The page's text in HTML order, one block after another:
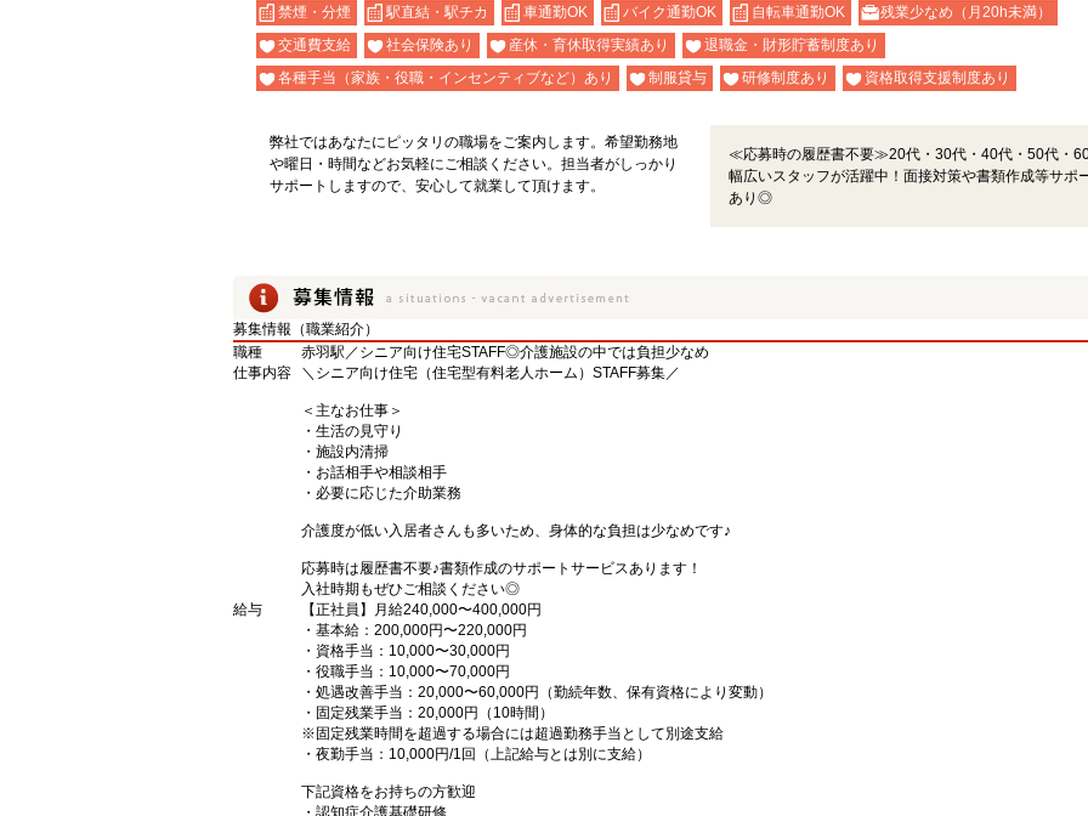
禁煙・分煙
駅直結・駅チカ 車通勤OK バイク通勤OK 自転車通勤OK
残業少なめ（月20h未満）
交通費支給
社会保険あり 産休・育休取得実績あり
退職金・財形貯蓄制度あり
各種手当（家族・役職・インセンティブなど）あり
制服貸与 研修制度あり 資格取得支援制度あり
弊社ではあなたにピッタリの職場をご案内します。希望勤務地
や曜日・時間などお気軽にご相談ください。担当者がしっかり
サポートしますので、安心して就業して頂けます。
≪応募時の履歴書不要≫20代・30代・40代・50代・
幅広いスタッフが活躍中！面接対策や書類作成等サポ
あり◎
募集情報（職業紹介）
職種
赤羽駅／シニア向け住宅STAFF◎介護施設の中では負担少なめ
仕事内容
＼シニア向け住宅（住宅型有料老人ホーム）STAFF募集／
＜主なお仕事＞
・生活の見守り
・施設内清掃
・お話相手や相談相手
・必要に応じた介助業務
介護度が低い入居者さんも多いため、身体的な負担は少なめです♪
応募時は履歴書不要♪書類作成のサポートサービスあります！
入社時期もぜひご相談ください◎
給与
【正社員】月給240,000〜400,000円
・基本給：200,000円〜220,000円
・資格手当：10,000〜30,000円
・役職手当：10,000〜70,000円
・処遇改善手当：20,000〜60,000円（勤続年数、保有資格により変動）
・固定残業手当：20,000円（10時間）
※固定残業時間を超過する場合には超過勤務手当として別途支給
・夜勤手当：10,000円/1回（上記給与とは別に支給）
下記資格をお持ちの方歓迎
・認知症介護基礎研修